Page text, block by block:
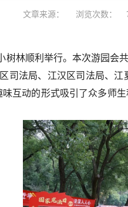
文章来源： 浏览次数：
树林顺利举行。本次游园会
司法局、江汉区司法局、
互动的形式吸引了众多师